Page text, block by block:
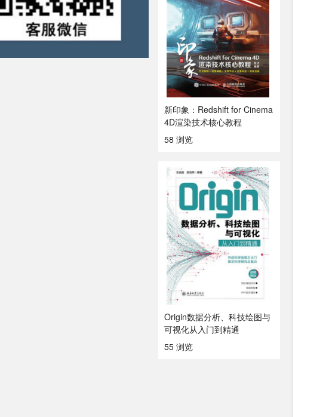
新印象：Redshift for Cinema
4D渲染技术核心教程
58 浏览
Origin数据分析、科技绘图与
可视化从入门到精通
55 浏览